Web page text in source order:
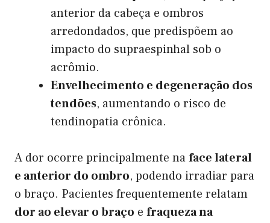
anterior da cabeça e ombros
arredondados, que predispõem ao
impacto do supraespinhal sob o
acrômio.
Envelhecimento e degeneração dos
tendões, aumentando o risco de
tendinopatia crônica.
A dor ocorre principalmente naface lateral
e anterior do ombro, podendo irradiar para
o braço. Pacientes frequentemente relatam
dor ao elevar o braço e fraqueza na